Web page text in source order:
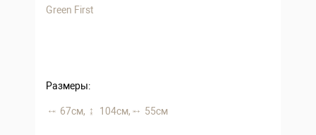
Green First
Размеры:
67 см, 104 см, 55 см